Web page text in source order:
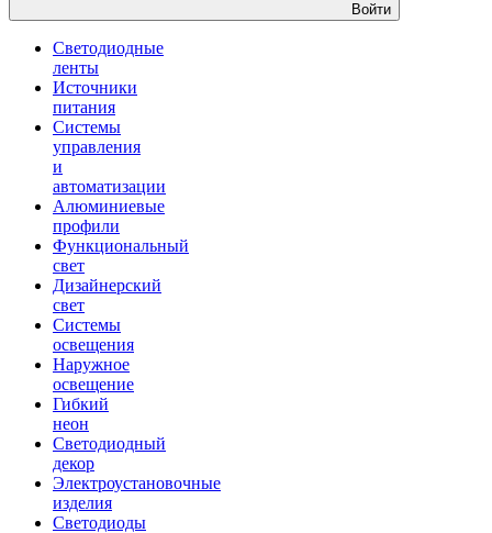
Войти
Светодиодные
ленты
Источники
питания
Системы
управления
и
автоматизации
Алюминиевые
профили
Функциональный
свет
Дизайнерский
свет
Системы
освещения
Наружное
освещение
Гибкий
неон
Светодиодный
декор
Электроустановочные
изделия
Светодиоды